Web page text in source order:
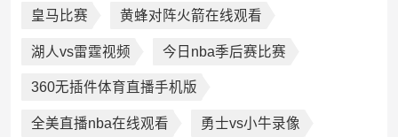
皇马比赛 黄蜂对阵火箭在线观看
湖人vs雷霆视频 今日nba季后赛比赛
360无插件体育直播手机版
全美直播nba在线观看 勇士vs小牛录像